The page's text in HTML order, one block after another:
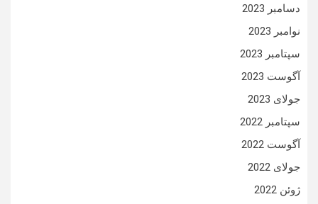
دسامبر 2023
نوامبر 2023
سپتامبر 2023
آگوست 2023
جولای 2023
سپتامبر 2022
آگوست 2022
جولای 2022
ژوئن 2022